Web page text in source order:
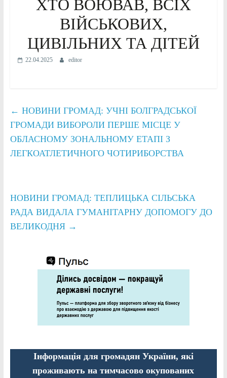
ХТО ВОЮВАВ, ВСІХ
ВІЙСЬКОВИХ,
ЦИВІЛЬНИХ ТА ДІТЕЙ
22.04.2025 editor
← НОВИНИ ГРОМАД: УЧНІ БОЛГРАДСЬКОЇ
ГРОМАДИ ВИБОРОЛИ ПЕРШЕ МІСЦЕ У
ОБЛАСНОМУ ЗОНАЛЬНОМУ ЕТАПІ З
ЛЕГКОАТЛЕТИЧНОГО ЧОТИРИБОРСТВА
НОВИНИ ГРОМАД: ТЕПЛИЦЬКА СІЛЬСЬКА
РАДА ВИДАЛА ГУМАНІТАРНУ ДОПОМОГУ ДО
ВЕЛИКОДНЯ →
Інформація для громадян України, які
проживають на тимчасово окупованих